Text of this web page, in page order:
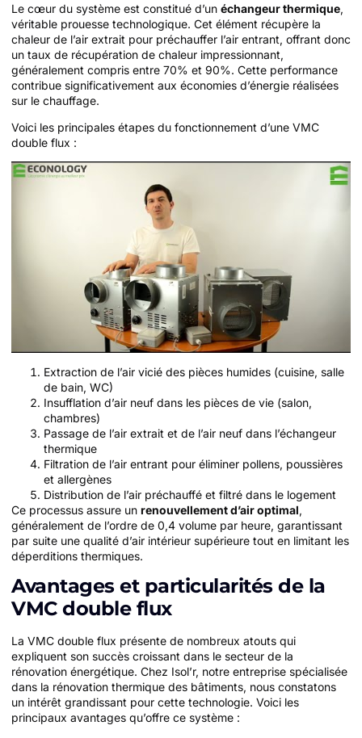
Le cœur du système est constitué d’un échangeur thermique,
véritable prouesse technologique. Cet élément récupère la
chaleur de l’air extrait pour préchauffer l’air entrant, offrant donc
un taux de récupération de chaleur impressionnant,
généralement compris entre 70% et 90%. Cette performance
contribue significativement aux économies d’énergie réalisées
sur le chauffage.
Voici les principales étapes du fonctionnement d’une VMC
double flux :
Extraction de l’air vicié des pièces humides (cuisine, salle
de bain, WC)
Insufflation d’air neuf dans les pièces de vie (salon,
chambres)
Passage de l’air extrait et de l’air neuf dans l’échangeur
thermique
Filtration de l’air entrant pour éliminer pollens, poussières
et allergènes
Distribution de l’air préchauffé et filtré dans le logement
Ce processus assure un renouvellement d’air optimal,
généralement de l’ordre de 0,4 volume par heure, garantissant
par suite une qualité d’air intérieur supérieure tout en limitant les
déperditions thermiques.
Avantages et particularités de la
VMC double flux
La VMC double flux présente de nombreux atouts qui
expliquent son succès croissant dans le secteur de la
rénovation énergétique. Chez Isol’r, notre entreprise spécialisée
dans la rénovation thermique des bâtiments, nous constatons
un intérêt grandissant pour cette technologie. Voici les
principaux avantages qu’offre ce système :